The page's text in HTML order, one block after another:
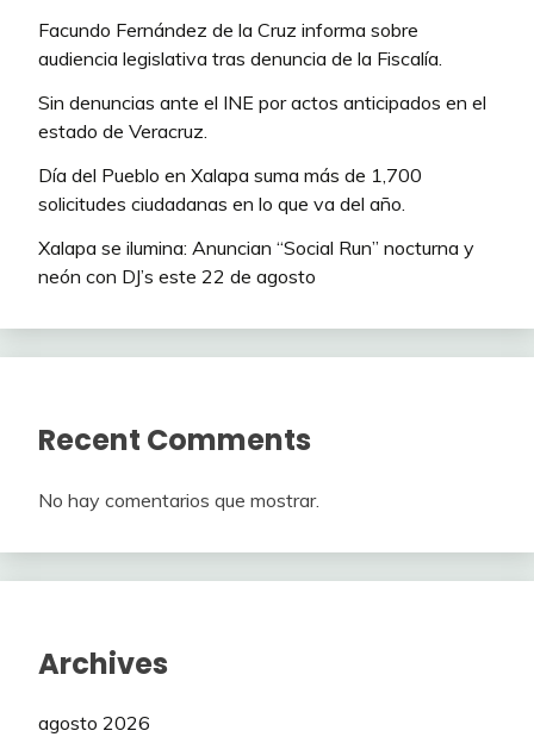
Facundo Fernández de la Cruz informa sobre
audiencia legislativa tras denuncia de la Fiscalía.
Sin denuncias ante el INE por actos anticipados en el
estado de Veracruz.
Día del Pueblo en Xalapa suma más de 1,700
solicitudes ciudadanas en lo que va del año.
Xalapa se ilumina: Anuncian “Social Run” nocturna y
neón con DJ’s este 22 de agosto
Recent Comments
No hay comentarios que mostrar.
Archives
agosto 2026